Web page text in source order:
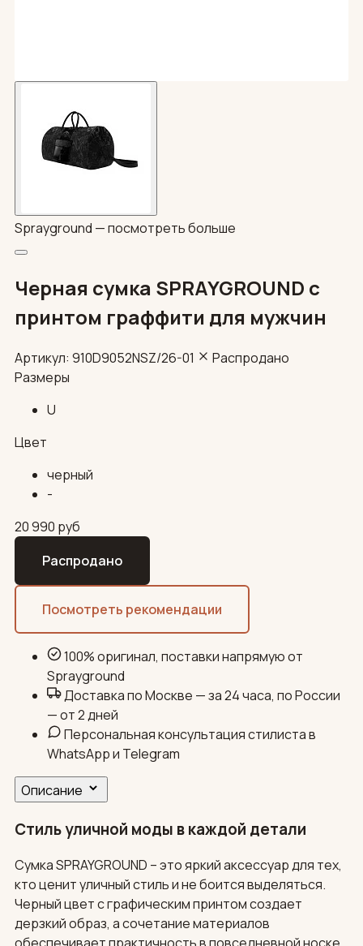
Sprayground —посмотреть больше
Черная сумка SPRAYGROUND с
принтом граффити для мужчин
Артикул: 910D9052NSZ/26-01
Распродано
Размеры
U
Цвет
черный
-
20 990 руб
Распродано
Посмотреть рекомендации
100% оригинал, поставки напрямую от
Sprayground
Доставка по Москве — за 24 часа, по России
— от 2 дней
Персональная консультация стилиста в
WhatsApp и Telegram
Описание
Стиль уличной моды в каждой детали
Сумка SPRAYGROUND – это яркий аксессуар для тех,
кто ценит уличный стиль и не боится выделяться.
Черный цвет с графическим принтом создает
дерзкий образ, а сочетание материалов